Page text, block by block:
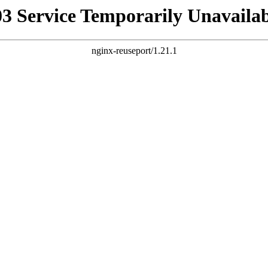
Service Temporarily
nginx-reuseport/1.21.1